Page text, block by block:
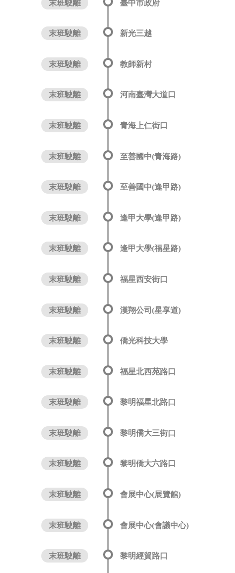
末班駛離 臺中市政府
末班駛離 新光三越
末班駛離 教師新村
末班駛離 河南臺灣大道口
末班駛離 青海上仁街口
末班駛離 至善國中(青海路)
末班駛離 至善國中(逢甲路)
末班駛離 逢甲大學(逢甲路)
末班駛離 逢甲大學(福星路)
末班駛離 福星西安街口
末班駛離 漢翔公司(星享道)
末班駛離 僑光科技大學
末班駛離 福星北西苑路口
末班駛離 黎明福星北路口
末班駛離 黎明僑大三街口
末班駛離 黎明僑大六路口
末班駛離 會展中心(展覽館)
末班駛離 會展中心(會議中心)
末班駛離 黎明經貿路口